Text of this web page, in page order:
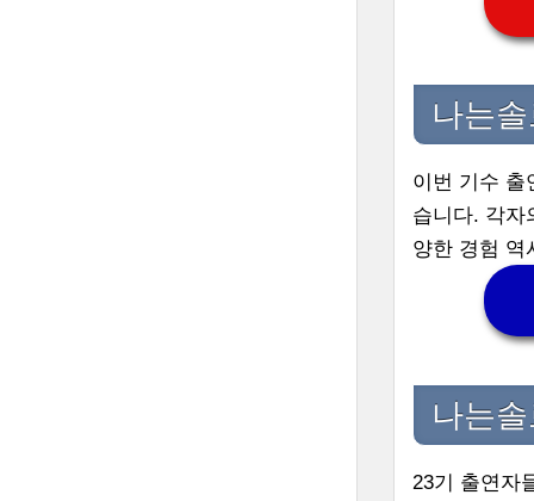
나는
이번 기수 출
습니다. 각자
양한 경험 역
나는
23기 출연자